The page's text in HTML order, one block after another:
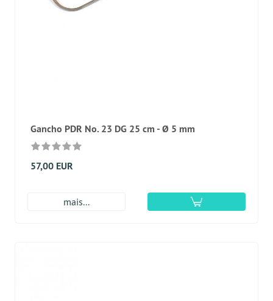
Gancho PDR No. 23 DG 25 cm - Ø 5 mm
57,00 EUR
mais...